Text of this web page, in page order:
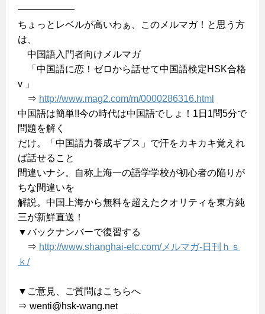
━━━━━━
ちょっとレベルが高いわぁ、このメルマガ！と思う方
は、
中国語入門者向けメルマガ
「中国語に恋！ゼロから話せて中国語検定HSK合格
v 」
⇒ http://www.mag2.com/m/0000286316.html
中国語は簡単!!今の時代は中国語でしょ！1日1問5分で
問題を解く
だけ。「中国語力養成ギプス」で汗をカキカキ覚えれ
ば話せること
間違いナシ。自称上海一の語学学校が初心者の陥りが
ちな間違いを
解説。中国上海から無料を超えたクオリティを東方純
三が新鮮直送！
▼バックナンバーで復習する
⇒ http://www.shanghai-elc.com/メルマガ-日刊ｈｓ
ｋ/
▼ご意見、ご質問はこちらへ
⇒ wenti@hsk-wang.net